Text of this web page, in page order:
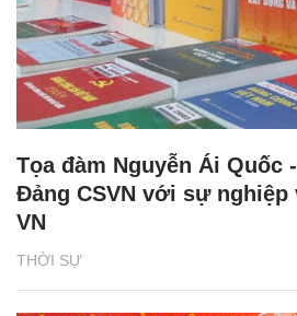
THỜI SỰ
Tọa đàm Nguyễn Ái Quốc
Đảng CSVN với sự nghiệp
VN